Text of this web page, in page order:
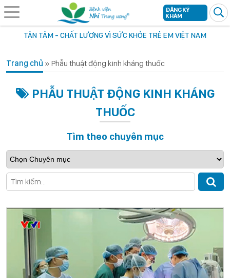
TẬN TÂM - CHẤT LƯỢNG VÌ SỨC KHỎE TRẺ EM VIỆT NAM
ĐĂNG KÝ
KHÁM
Trang chủ » Phẫu thuật động kinh kháng thuốc
PHẪU THUẬT ĐỘNG KINH KHÁNG
THUỐC
Tìm theo chuyên mục